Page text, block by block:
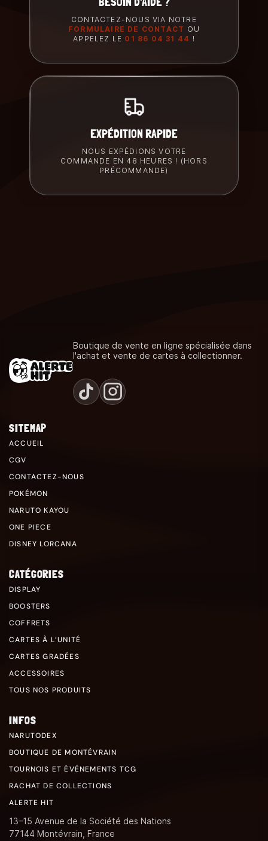
CONTACTEZ-NOUS VIA NOTRE
FORMULAIRE DE CONTACT OU
APPELEZ LE 01 86 04 31 44 !
EXPÉDITION RAPIDE
NOUS EXPÉDIONS VOTRE
COMMANDE EN 48 HEURES ! (HORS
PRÉCOMMANDE)
Boutique de vente en ligne spécialisée dans
l'achat et vente de cartes à collectionner.
SITEMAP
ACCUEIL
CGV
CONTACTEZ-NOUS
POKÉMON
NARUTO KAYOU
ONE PIECE
DISNEY LORCANA
CATÉGORIES
DISPLAY
BOOSTERS
COFFRETS
CARTES À L’UNITÉ
CARTES GRADÉES
ACCESSOIRES
TOUS NOS PRODUITS
INFOS
NARUTODEX
BOUTIQUE DE MONTÉVRAIN
TOURNOIS ET ÉVÉNEMENTS TCG
RACHAT DE COLLECTIONS
ALERTE HIT
13–15 Avenue de la Société des Nations
77144 Montévrain, France